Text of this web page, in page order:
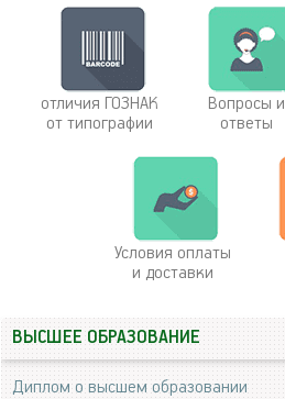
отличия ГОЗНАК
от типографии
Вопросы и
ответы
Условия оплаты
и доставки
ВЫСШЕЕ ОБРАЗОВАНИЕ
Диплом о высшем образовании